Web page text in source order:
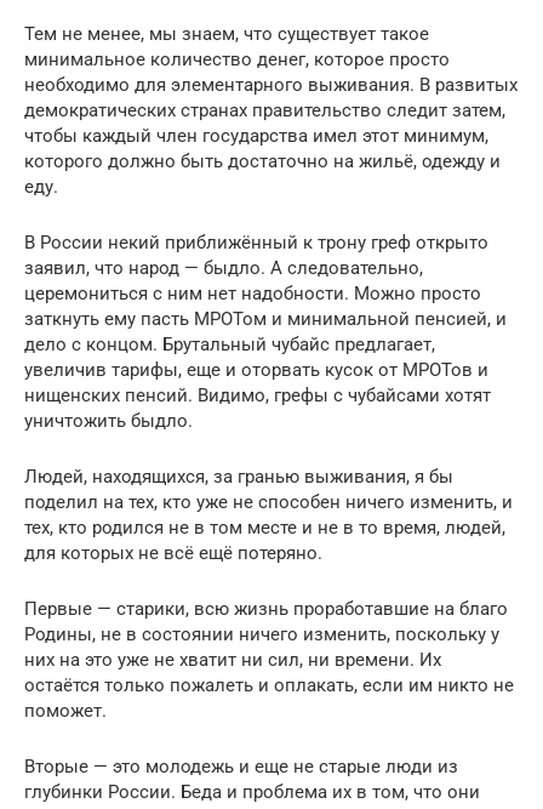
Тем не менее, мы знаем, что существует такое
минимальное количество денег, которое просто
необходимо для элементарного выживания. В развитых
демократических странах правительство следит затем,
чтобы каждый член государства имел этот минимум,
которого должно быть достаточно на жильё, одежду и
еду.
В России некий приближённый к трону греф открыто
заявил, что народ — быдло. А следовательно,
церемониться с ним нет надобности. Можно просто
заткнуть ему пасть МРОТом и минимальной пенсией, и
дело с концом. Брутальный чубайс предлагает,
увеличив тарифы, еще и оторвать кусок от МРОТов и
нищенских пенсий. Видимо, грефы с чубайсами хотят
уничтожить быдло.
Людей, находящихся, за гранью выживания, я бы
поделил на тех, кто уже не способен ничего изменить, и
тех, кто родился не в том месте и не в то время, людей,
для которых не всё ещё потеряно.
Первые — старики, всю жизнь проработавшие на благо
Родины, не в состоянии ничего изменить, поскольку у
них на это уже не хватит ни сил, ни времени. Их
остаётся только пожалеть и оплакать, если им никто не
поможет.
Вторые — это молодежь и еще не старые люди из
глубинки России. Беда и проблема их в том, что они